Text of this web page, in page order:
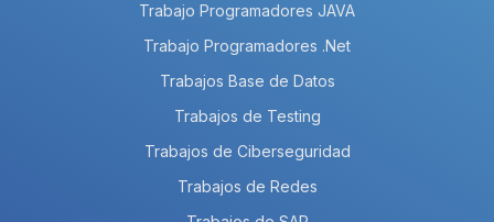
Trabajo Programadores JAVA
Trabajo Programadores .Net
Trabajos Base de Datos
Trabajos de Testing
Trabajos de Ciberseguridad
Trabajos de Redes